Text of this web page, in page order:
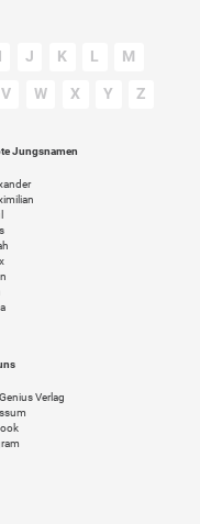
I J K L M
V W X Y Z
Jungsnamen
Verlag